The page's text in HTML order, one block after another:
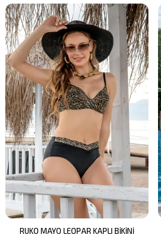
RUKO MAYO LEOPAR KAPLI BİKİNİ